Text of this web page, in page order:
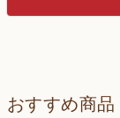
おすすめ商品